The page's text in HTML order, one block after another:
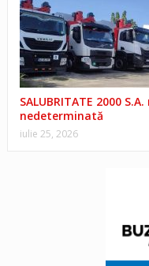
SALUBRITATE 2000
nedeterminată
iulie 25, 2026